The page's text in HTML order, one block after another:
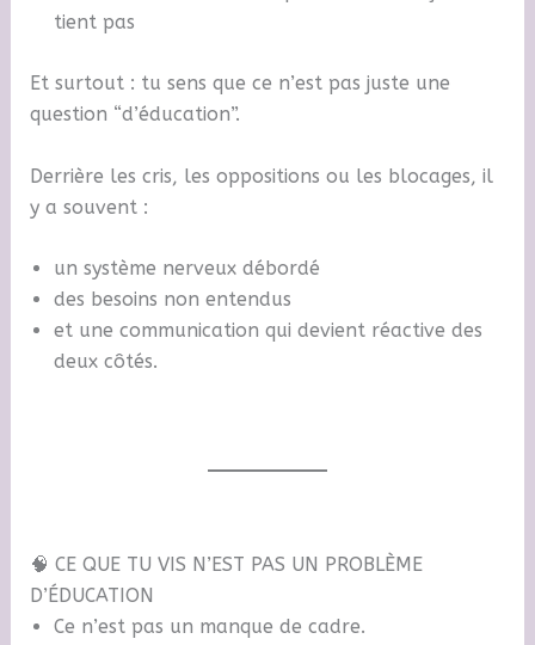
tient pas
Et surtout : tu sens que ce n’est pas juste une
question “d’éducation”.
Derrière les cris, les oppositions ou les blocages, il
y a souvent :
un système nerveux débordé
des besoins non entendus
et une communication qui devient réactive des
deux côtés.
🧠 CE QUE TU VIS N’EST PAS UN PROBLÈME
D’ÉDUCATION
Ce n’est pas un manque de cadre.